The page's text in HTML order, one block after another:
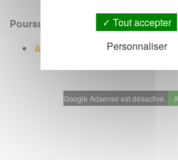
Poursuivre avec
Agenda des événements
Google Adsense est désactivé.
Tout accepter
Personnaliser